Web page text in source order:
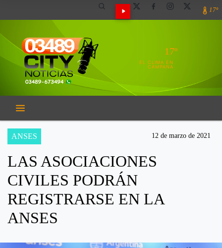
17º
17º
EL CLIMA EN
CAMPANA
ANSES 12 de marzo de 2021
LAS ASOCIACIONES
CIVILES PODRÁN
REGISTRARSE EN LA
ANSES